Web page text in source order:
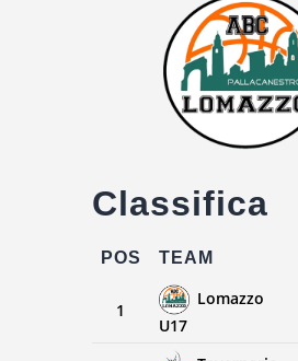
Classifica
POS TEAM
1
Lomazzo
U17